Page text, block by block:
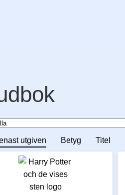
utgiven Betyg Titel